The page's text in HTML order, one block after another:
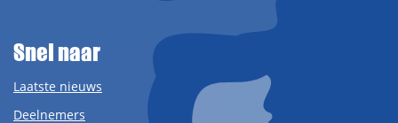
Snel naar
Laatste nieuws
Deelnemers